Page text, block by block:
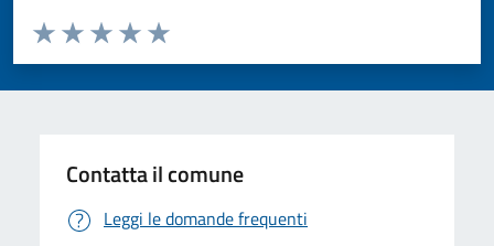
Valuta da 1 a 5 stelle la pagina
Valuta 5 stelle su 5
Valuta 4 stelle su 5
Valuta 3 stelle su 5
Valuta 2 stelle su 5
Valuta 1 stelle su 5
Contatta il comune
Leggi le domande frequenti